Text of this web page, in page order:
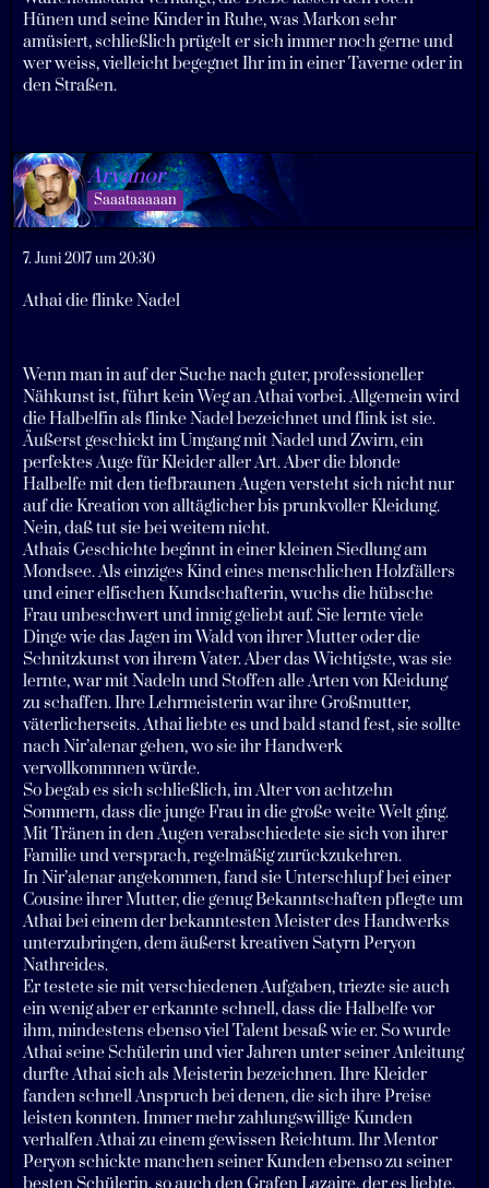
Hünen und seine Kinder in Ruhe, was Markon sehr
amüsiert, schließlich prügelt er sich immer noch gerne und
wer weiss, vielleicht begegnet Ihr im in einer Taverne oder in
den Straßen.
Arvanor
Saaataaaaan
7. Juni 2017 um 20:30
Athai die flinke Nadel
Wenn man in auf der Suche nach guter, professioneller
Nähkunst ist, führt kein Weg an Athai vorbei. Allgemein wird
die Halbelfin als flinke Nadel bezeichnet und flink ist sie.
Äußerst geschickt im Umgang mit Nadel und Zwirn, ein
perfektes Auge für Kleider aller Art. Aber die blonde
Halbelfe mit den tiefbraunen Augen versteht sich nicht nur
auf die Kreation von alltäglicher bis prunkvoller Kleidung.
Nein, daß tut sie bei weitem nicht.
Athais Geschichte beginnt in einer kleinen Siedlung am
Mondsee. Als einziges Kind eines menschlichen Holzfällers
und einer elfischen Kundschafterin, wuchs die hübsche
Frau unbeschwert und innig geliebt auf. Sie lernte viele
Dinge wie das Jagen im Wald von ihrer Mutter oder die
Schnitzkunst von ihrem Vater. Aber das Wichtigste, was sie
lernte, war mit Nadeln und Stoffen alle Arten von Kleidung
zu schaffen. Ihre Lehrmeisterin war ihre Großmutter,
väterlicherseits. Athai liebte es und bald stand fest, sie sollte
nach Nir’alenar gehen, wo sie ihr Handwerk
vervollkommnen würde.
So begab es sich schließlich, im Alter von achtzehn
Sommern, dass die junge Frau in die große weite Welt ging.
Mit Tränen in den Augen verabschiedete sie sich von ihrer
Familie und versprach, regelmäßig zurückzukehren.
In Nir’alenar angekommen, fand sie Unterschlupf bei einer
Cousine ihrer Mutter, die genug Bekanntschaften pflegte um
Athai bei einem der bekanntesten Meister des Handwerks
unterzubringen, dem äußerst kreativen Satyrn Peryon
Nathreides.
Er testete sie mit verschiedenen Aufgaben, triezte sie auch
ein wenig aber er erkannte schnell, dass die Halbelfe vor
ihm, mindestens ebenso viel Talent besaß wie er. So wurde
Athai seine Schülerin und vier Jahren unter seiner Anleitung
durfte Athai sich als Meisterin bezeichnen. Ihre Kleider
fanden schnell Anspruch bei denen, die sich ihre Preise
leisten konnten. Immer mehr zahlungswillige Kunden
verhalfen Athai zu einem gewissen Reichtum. Ihr Mentor
Peryon schickte manchen seiner Kunden ebenso zu seiner